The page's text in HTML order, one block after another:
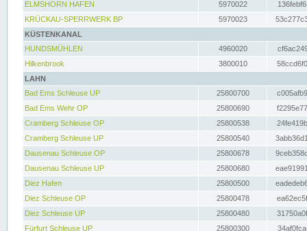
ELMSHORN HAFEN
5970022
KRÜCKAU-SPERRWERK BP
5970023
KÜSTENKANAL
HUNDSMÜHLEN
4960020
Hilkenbrook
3800010
LAHN
Bad Ems Schleuse UP
25800700
Bad Ems Wehr OP
25800690
Cramberg Schleuse OP
25800538
Cramberg Schleuse UP
25800540
Dausenau Schleuse OP
25800678
Dausenau Schleuse UP
25800680
Diez Hafen
25800500
Diez Schleuse OP
25800478
Diez Schleuse UP
25800480
Fürfurt Schleuse UP
25800300